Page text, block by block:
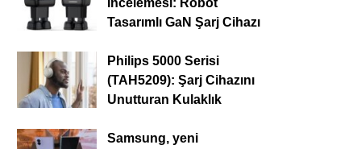
Tasarımlı GaN Şarj Cihazı
Philips 5000 Serisi
(TAH5209): Şarj Cihazını
Unutturan Kulaklık
Samsung, yeni